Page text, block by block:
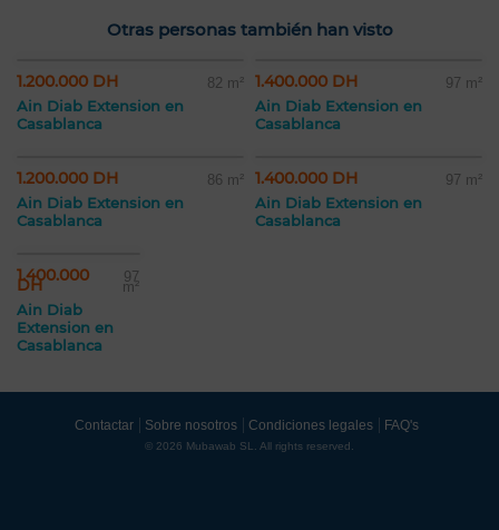
Otras personas también han visto
1.200.000 DH 82 m²
Ain Diab Extension en
Casablanca
1.400.000 DH 97 m²
Ain Diab Extension en
Casablanca
1.200.000 DH 86 m²
Ain Diab Extension en
Casablanca
1.400.000 DH 97 m²
Ain Diab Extension en
Casablanca
1.400.000
DH 97
m²
Ain Diab
Extension en
Casablanca
Contactar Sobre nosotros Condiciones legales FAQ's
© 2026 Mubawab SL. All rights reserved.